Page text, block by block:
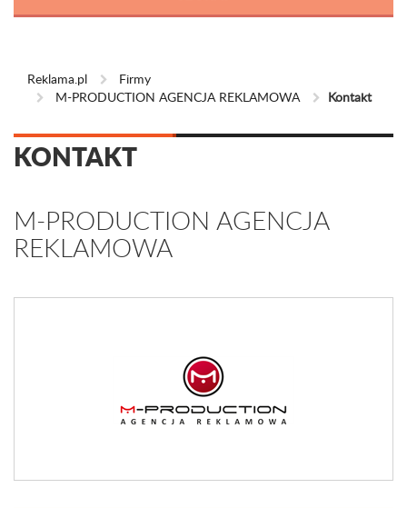
Reklama.pl
Firmy
M-PRODUCTION AGENCJA REKLAMOWA
Kontakt
KONTAKT
M-PRODUCTION AGENCJA
REKLAMOWA